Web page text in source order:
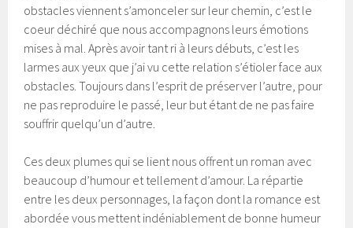
obstacles viennent s’amonceler sur leur chemin, c’est le
coeur déchiré que nous accompagnons leurs émotions
mises à mal. Après avoir tant ri à leurs débuts, c’est les
larmes aux yeux que j’ai vu cette relation s’étioler face aux
obstacles. Toujours dans l’esprit de préserver l’autre, pour
ne pas reproduire le passé, leur but étant de ne pas faire
souffrir quelqu’un d’autre.
Ces deux plumes qui se lient nous offrent un roman avec
beaucoup d’humour et tellement d’amour. La répartie
entre les deux personnages, la façon dont la romance est
abordée vous mettent indéniablement de bonne humeur